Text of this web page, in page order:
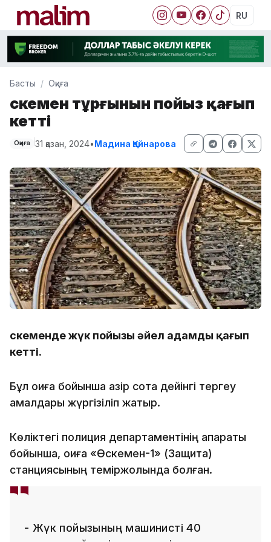
RU
Басты Оқиға
Өскемен тұрғынын пойыз қағып
кетті
Оқиға 31 қазан, 2024•Мадина Қайнарова
Өскеменде жүк пойызы әйел адамды қағып
кетті.
Бұл оқиға бойынша қазір сотқа дейінгі тергеу
амалдары жүргізіліп жатыр.
Көліктегі полиция департаментінің ақпараты
бойынша, оқиға «Өскемен-1» (Защита)
станциясының теміржолында болған.
- Жүк пойызының машинисті 40